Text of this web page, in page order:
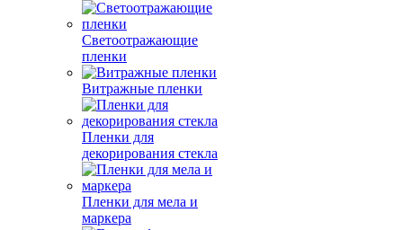
Светоотражающие
пленки
Витражные пленки
Пленки для
декорирования стекла
Пленки для мела и
маркера